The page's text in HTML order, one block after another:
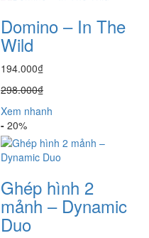
Domino – In The
Wild
194.000₫
298.000₫
Xem nhanh
- 20%
Ghép hình 2
mảnh – Dynamic
Duo